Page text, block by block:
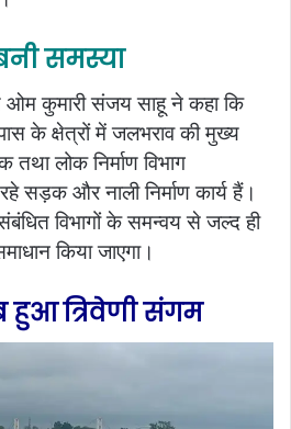
समस्या
ओम कुमारी संजय साहू ने कहा कि
के क्षेत्रों में जलभराव की मुख्य
तथा लोक निर्माण विभाग
रहे सड़क और नाली निर्माण कार्य हैं।
संबंधित विभागों के समन्वय से जल्द ही
किया जाएगा।
हुआ त्रिवेणी संगम